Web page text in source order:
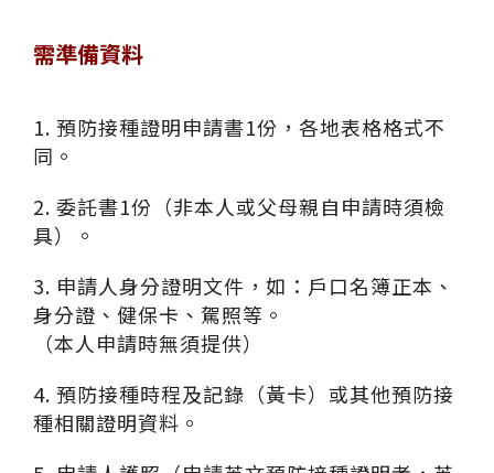
需準備資料
1. 預防接種證明申請書1份，各地表格格式不
同。
2. 委託書1份（非本人或父母親自申請時須檢
具）。
3. 申請人身分證明文件，如：戶口名簿正本、
身分證、健保卡、駕照等。
（本人申請時無須提供）
4. 預防接種時程及記錄（黃卡）或其他預防接
種相關證明資料。